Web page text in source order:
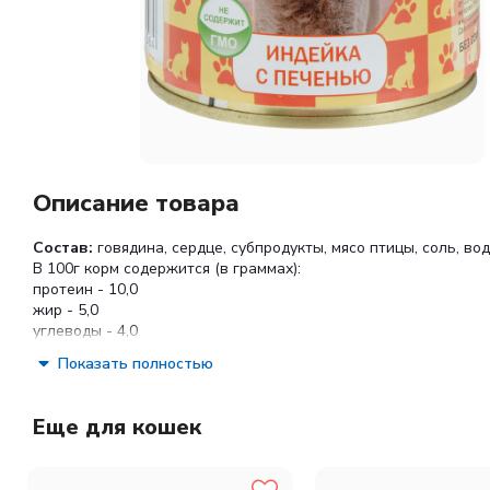
Описание товара
Состав: говядина, сердце, субпродукты, мясо птицы, соль,
В 100г корм содержится (в граммах):
протеин - 10,0
жир - 5,0
углеводы - 4,0
зола - 2,0
Энергетическая ценность: 101 кКал
Показать полностью
Еще для кошек